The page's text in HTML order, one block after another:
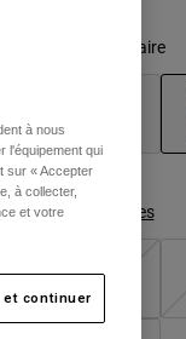
Vert militaire
Tableau des tailles
2
à nous
l'équipement qui
sur « Accepter
à collecter,
et votre
et continuer